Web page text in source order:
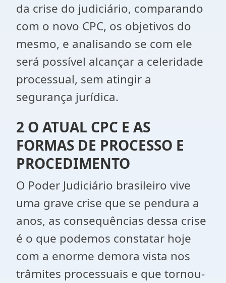
da crise do judiciário, comparando
com o novo CPC, os objetivos do
mesmo, e analisando se com ele
será possível alcançar a celeridade
processual, sem atingir a
segurança jurídica.
2 O ATUAL CPC E AS
FORMAS DE PROCESSO E
PROCEDIMENTO
O Poder Judiciário brasileiro vive
uma grave crise que se pendura a
anos, as consequências dessa crise
é o que podemos constatar hoje
com a enorme demora vista nos
trâmites processuais e que tornou-